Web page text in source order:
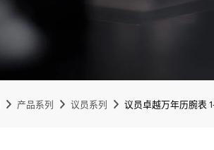
产品系列 议员系列 议员卓越万年历腕表